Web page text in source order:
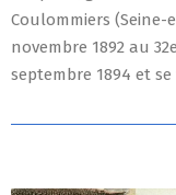
Coulommiers
novembre 1892 au
septembre 1894 et